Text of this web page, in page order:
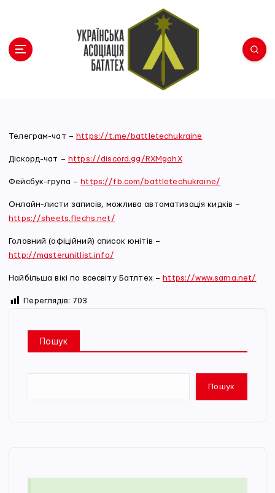
Телеграм-чат –https://t.me/battletechukraine
Діскорд-чат – https://discord.gg/RXMgahX
Фейсбук-група – https://fb.com/battletechukraine/
Онлайн-листи записів, можлива автоматизація кидків –
https://sheets.flechs.net/
Головний (офіційний) список юнітів –
http://masterunitlist.info/
Найбільша вікі по всесвіту Батлтех – https://www.sarna.net/
Переглядів: 703
Пошук
Пошук